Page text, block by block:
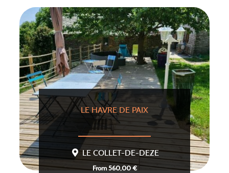
LE HAVRE DE PAIX
LE COLLET-DE-DEZE
From 560,00 €